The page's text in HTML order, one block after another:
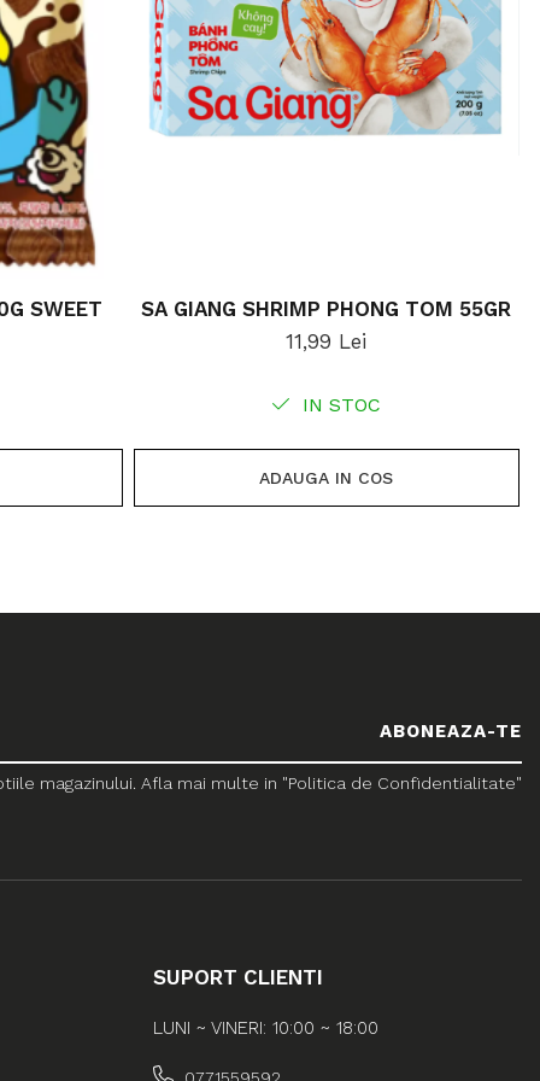
SWEET
SA GIANG SHRIMP PHONG TOM 55GR
11,99 Lei
IN STOC
ADAUGA IN COS
magazinului. Afla mai multe in "Politica de Confidentialitate"
SUPORT CLIENTI
LUNI ~ VINERI: 10:00 ~ 18:00
0771559592